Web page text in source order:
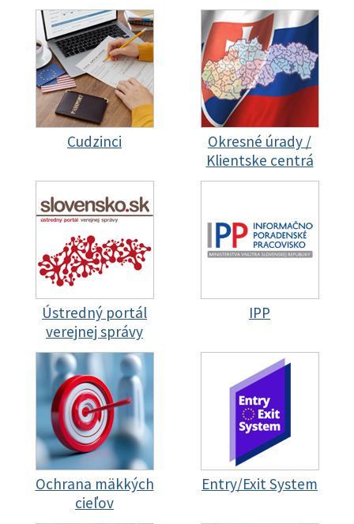
Cudzinci
Okresné úrady /
Klientske centrá
Ústredný portál
verejnej správy
IPP
Ochrana mäkkých
cieľov
Entry/Exit System